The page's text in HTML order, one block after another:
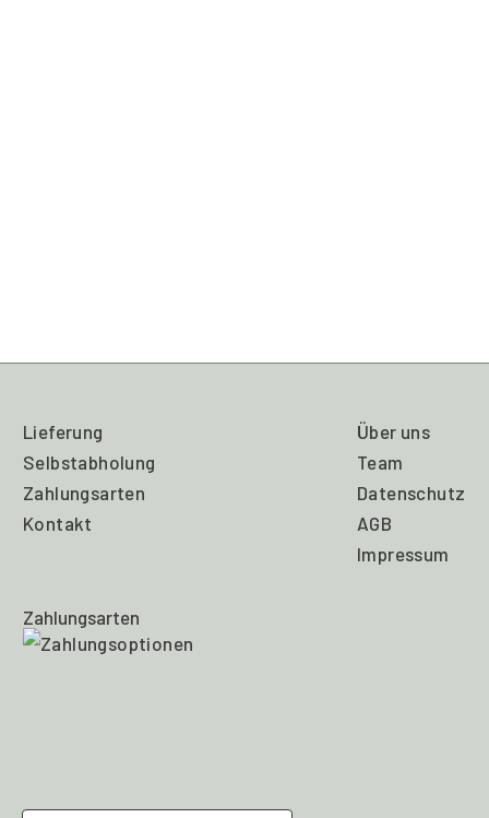
Lieferung
Selbstabholung
Zahlungsarten
Kontakt
Über uns
Team
Datenschutz
AGB
Impressum
Zahlungsarten